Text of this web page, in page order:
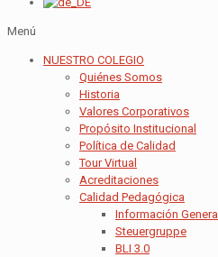
Menú
NUESTRO COLEGIO
Quiénes Somos
Historia
Valores Corporativos
Propósito Institucional
Política de Calidad
Tour Virtual
Acreditaciones
Calidad Pedagógica
Información General
Steuergruppe
BLI 3.0